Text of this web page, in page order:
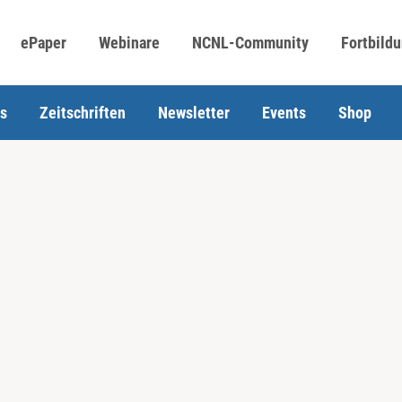
ePaper Webinare NCNL-Community
Zeitschriften Newsletter Events Shop